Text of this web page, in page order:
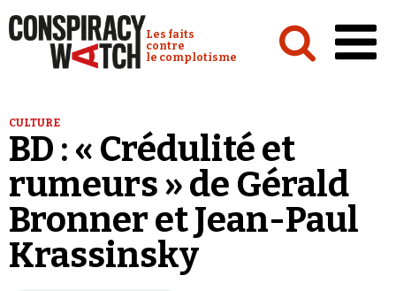
Conspiracy Watch :
Les faits
contre
le complotisme
Analyses
Conspipédia
Vidéos
Émissions
Revues de presse
CULTURE
BD : « Crédulité et
rumeurs » de Gérald
Bronner et Jean-Paul
Krassinsky